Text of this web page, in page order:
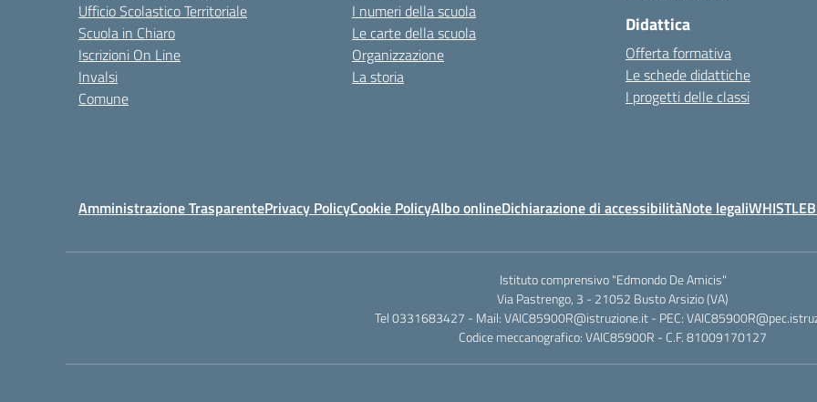
Ufficio Scolastico Territoriale
Scuola in Chiaro
Iscrizioni On Line
Invalsi
Comune
I numeri della scuola
Le carte della scuola
Organizzazione
La storia
Didattica
Offerta formativa
Le schede didattiche
I progetti delle classi
Amministrazione TrasparentePrivacy PolicyCookie PolicyAlbo onlineDichiarazione di accessibilitàNote legali
Istituto comprensivo "Edmondo De Amicis"
Via Pastrengo, 3 - 21052 Busto Arsizio (VA)
Tel 0331683427 - Mail: VAIC85900R@istruzione.it - PEC:
Codice meccanografico: VAIC85900R - C.F. 81009170127